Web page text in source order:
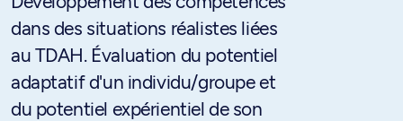
dans des situations réalistes liées
au TDAH. Évaluation du potentiel
adaptatif d'un individu/groupe et
du potentiel expérientiel de son